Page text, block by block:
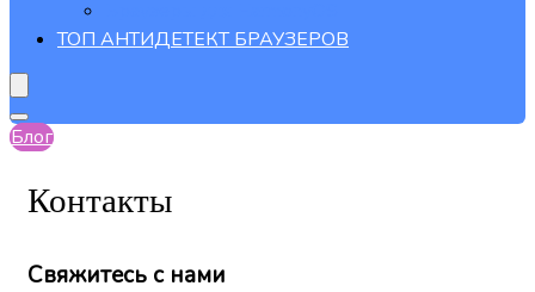
ТОП АНТИДЕТЕКТ БРАУЗЕРОВ
Блог
Контакты
Свяжитесь с нами